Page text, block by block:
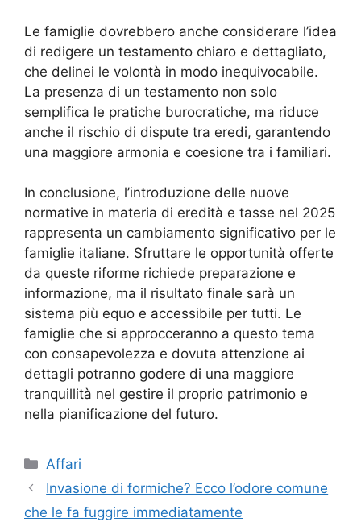
Le famiglie dovrebbero anche considerare l’idea
di redigere un testamento chiaro e dettagliato,
che delinei le volontà in modo inequivocabile.
La presenza di un testamento non solo
semplifica le pratiche burocratiche, ma riduce
anche il rischio di dispute tra eredi, garantendo
una maggiore armonia e coesione tra i familiari.
In conclusione, l’introduzione delle nuove
normative in materia di eredità e tasse nel 2025
rappresenta un cambiamento significativo per le
famiglie italiane. Sfruttare le opportunità offerte
da queste riforme richiede preparazione e
informazione, ma il risultato finale sarà un
sistema più equo e accessibile per tutti. Le
famiglie che si approcceranno a questo tema
con consapevolezza e dovuta attenzione ai
dettagli potranno godere di una maggiore
tranquillità nel gestire il proprio patrimonio e
nella pianificazione del futuro.
Categorie
Affari
Invasione di formiche? Ecco l’odore comune
che le fa fuggire immediatamente